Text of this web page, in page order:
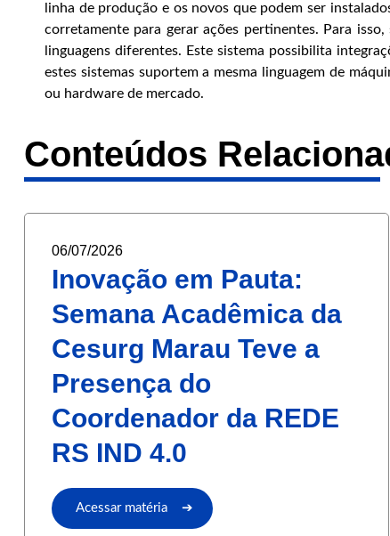
linha de produção e os novos que podem ser
corretamente para gerar ações pertinentes. Para
linguagens diferentes. Este sistema possibilita
estes sistemas suportem a mesma linguagem de
ou hardware de mercado.
Conteúdos
06/07/2026
Inovação em Pauta:
Semana Acadêmica da
Cesurg Marau Teve a
Presença do
Coordenador da REDE
RS IND 4.0
Acessar matéria ➔